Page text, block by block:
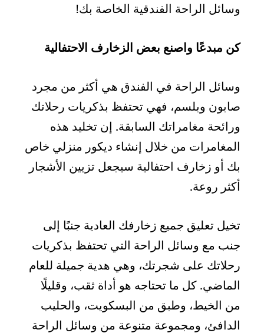
وسائل الراحة الفندقية الخاصة بك!
كن مبدعًا واصنع بعض الزخارف الاحتفالية
وسائل الراحة في الفندق هي أكثر من مجرد
صابون وبلسم، فهي تحتفظ بذكريات رحلاتك
ورائحة مغامراتك السابقة. إن تخليد هذه
المغامرات من خلال إنشاء ديكور منزلي خاص
بك أو زخارف احتفالية سيجعل تزيين الأشجار
أكثر روعة.
تخيل تعليق جميع زخارفك العادية جنبًا إلى
جنب مع وسائل الراحة التي تحتفظ بذكريات
رحلاتك على شجرتك، وهي هدية جميلة للعام
الماضي. كل ما تحتاجه هو أداة ثقب، وقليلًا
من الخيط، وطبق من البسكويت، والحليب
الدافئ، ومجموعة متنوعة من وسائل الراحة